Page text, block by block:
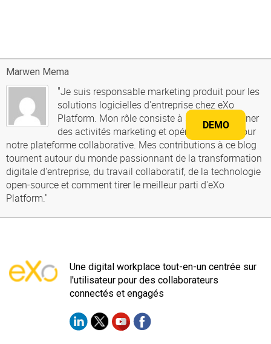
DEMO
Marwen Mema
"Je suis responsable marketing produit pour les
solutions logicielles d'entreprise chez eXo
Platform. Mon rôle consiste à soutenir et mener
des activités marketing et opérationnelles pour
notre plateforme collaborative. Mes contributions à ce blog
tournent autour du monde passionnant de la transformation
digitale d'entreprise, du travail collaboratif, de la technologie
open-source et comment tirer le meilleur parti d'eXo
Platform."
Une digital workplace tout-en-un centrée sur
l'utilisateur pour des collaborateurs
connectés et engagés